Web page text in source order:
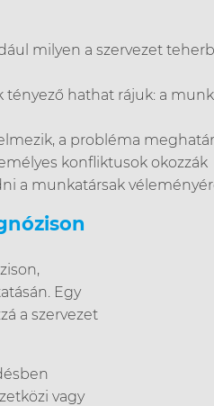
milyen a szervezet
hathat rájuk: a
a probléma
konfliktusok okozzák
a munkatársak
Egy
a szervezet
vagy